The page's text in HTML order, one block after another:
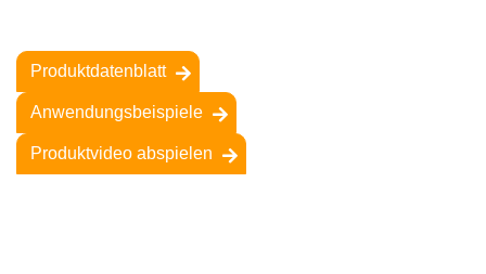
Produktdatenblatt
Anwendungsbeispiele
Produktvideo abspielen